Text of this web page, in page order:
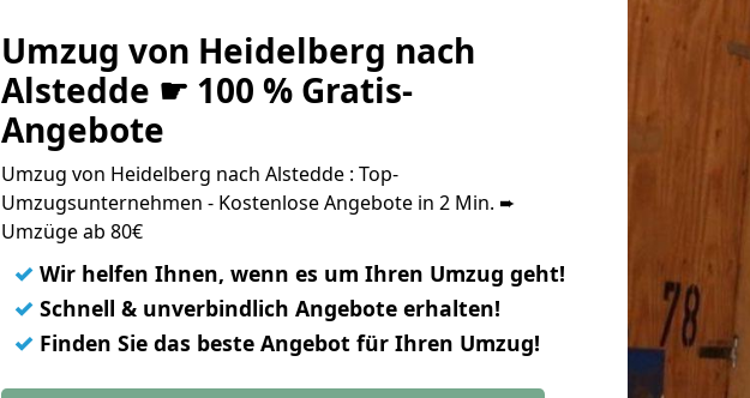
Umzug von Heidelberg nach
Alstedde ☛ 100 % Gratis-
Angebote
Umzug von Heidelberg nach Alstedde : Top-
Umzugsunternehmen - Kostenlose Angebote in 2 Min. ➨
Umzüge ab 80€
✓ Wir helfen Ihnen, wenn es um Ihren Umzug geht!
✓ Schnell & unverbindlich Angebote erhalten!
✓ Finden Sie das beste Angebot für Ihren Umzug!